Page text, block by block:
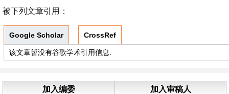
被下列文章引用：
Google Scholar CrossRef
该文章暂没有谷歌学术引用信息.
加入编委 加入审稿人